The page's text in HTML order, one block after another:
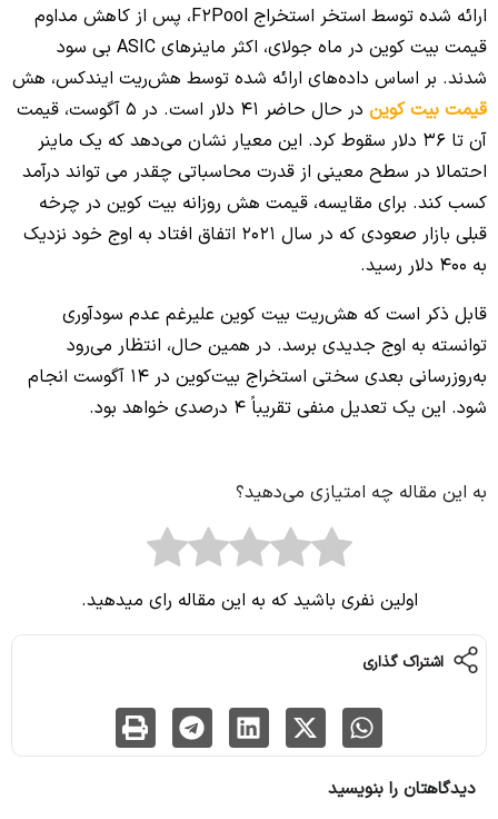
ارائه شده توسط استخر استخراج F2Pool، پس از کاهش مداوم
قیمت بیت کوین در ماه جولای، اکثر ماینرهای ASIC بی سود
شدند. بر اساس داده‌های ارائه شده توسط هش‌ریت ایندکس، هش
قیمت بیت کوین
در حال حاضر 41 دلار است. در 5 آگوست، قیمت
آن تا 36 دلار سقوط کرد. این معیار نشان می‌دهد که یک ماینر
احتمالا در سطح معینی از قدرت محاسباتی چقدر می تواند درآمد
کسب کند. برای مقایسه، قیمت هش روزانه بیت کوین در چرخه
قبلی بازار صعودی که در سال 2021 اتفاق افتاد به اوج خود نزدیک
به 400 دلار رسید.
قابل ذکر است که هش‌ریت بیت کوین علیرغم عدم سودآوری
توانسته به اوج جدیدی برسد. در همین حال، انتظار می‌رود
به‌روزرسانی بعدی سختی استخراج بیت‌کوین در 14 آگوست انجام
شود. این یک تعدیل منفی تقریباً 4 درصدی خواهد بود.
به این مقاله چه امتیازی می‌دهید؟
اولین نفری باشید که به این مقاله رای میدهید.
اشتراک گذاری
دیدگاهتان را بنویسید